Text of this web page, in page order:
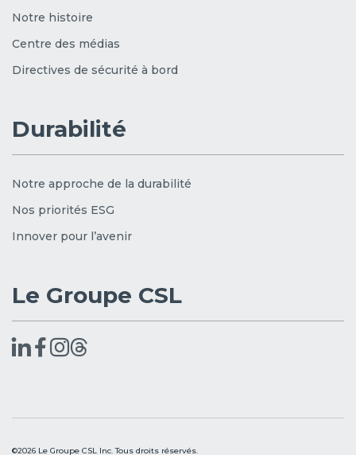
Notre histoire
Centre des médias
Directives de sécurité à bord
Durabilité
Notre approche de la durabilité
Nos priorités ESG
Innover pour l’avenir
Le Groupe CSL
©2026 Le Groupe CSL Inc. Tous droits réservés.